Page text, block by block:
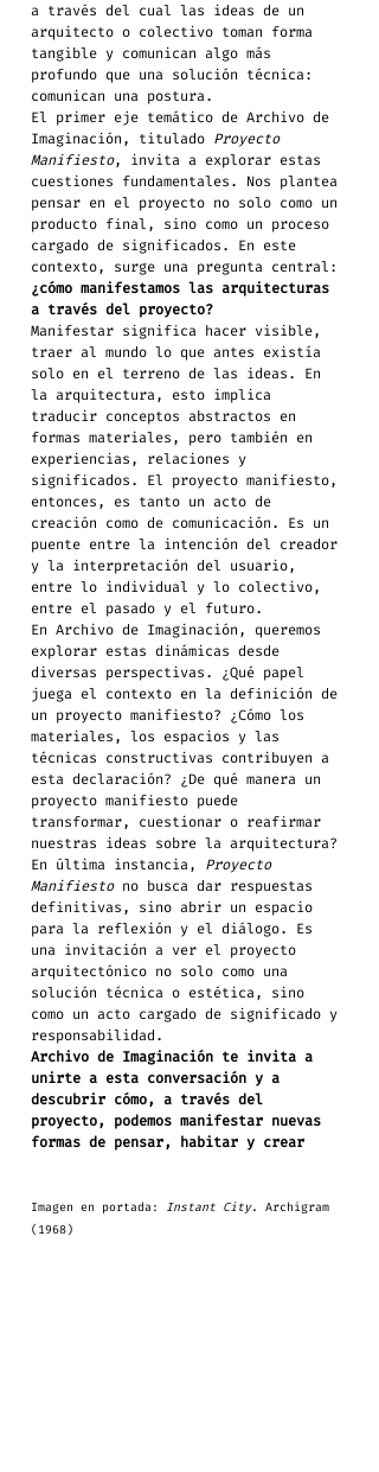
a través del cual las ideas de un
arquitecto o colectivo toman forma
tangible y comunican algo más
profundo que una solución técnica:
comunican una postura.
El primer eje temático de Archivo de
Imaginación, titulado Proyecto
Manifiesto, invita a explorar estas
cuestiones fundamentales. Nos plantea
pensar en el proyecto no solo como un
producto final, sino como un proceso
cargado de significados. En este
contexto, surge una pregunta central:
¿cómo manifestamos las arquitecturas
a través del proyecto?
Manifestar significa hacer visible,
traer al mundo lo que antes existía
solo en el terreno de las ideas. En
la arquitectura, esto implica
traducir conceptos abstractos en
formas materiales, pero también en
experiencias, relaciones y
significados. El proyecto manifiesto,
entonces, es tanto un acto de
creación como de comunicación. Es un
puente entre la intención del creador
y la interpretación del usuario,
entre lo individual y lo colectivo,
entre el pasado y el futuro.
En Archivo de Imaginación, queremos
explorar estas dinámicas desde
diversas perspectivas. ¿Qué papel
juega el contexto en la definición de
un proyecto manifiesto? ¿Cómo los
materiales, los espacios y las
técnicas constructivas contribuyen a
esta declaración? ¿De qué manera un
proyecto manifiesto puede
transformar, cuestionar o reafirmar
nuestras ideas sobre la arquitectura?
En última instancia, Proyecto
Manifiesto no busca dar respuestas
definitivas, sino abrir un espacio
para la reflexión y el diálogo. Es
una invitación a ver el proyecto
arquitectónico no solo como una
solución técnica o estética, sino
como un acto cargado de significado y
responsabilidad.
Archivo de Imaginación te invita a
unirte a esta conversación y a
descubrir cómo, a través del
proyecto, podemos manifestar nuevas
formas de pensar, habitar y crear
Imagen en portada: Instant City. Archigram
(1968)